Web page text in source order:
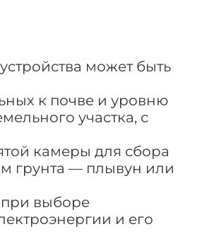
может быть
к почве и уровню
участка, с
камеры для сбора
грунта — плывун или
при выборе
и его